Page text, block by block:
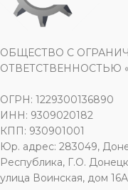
ЦВЕТ
МАТЕРИАЛ
ШИРИНА
ОСОБЕННОСТИ
ОБЩЕСТВО С
ОТВЕТСТВЕННОСТЬЮ
ОГРН: 1229300136890
ИНН: 9309020182
КПП: 930901001
Юр. адрес: 283049,
Республика, Г.О.
улица Воинская, дом